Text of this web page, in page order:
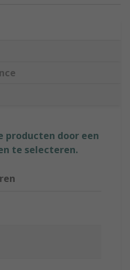
producten door een
te selecteren.